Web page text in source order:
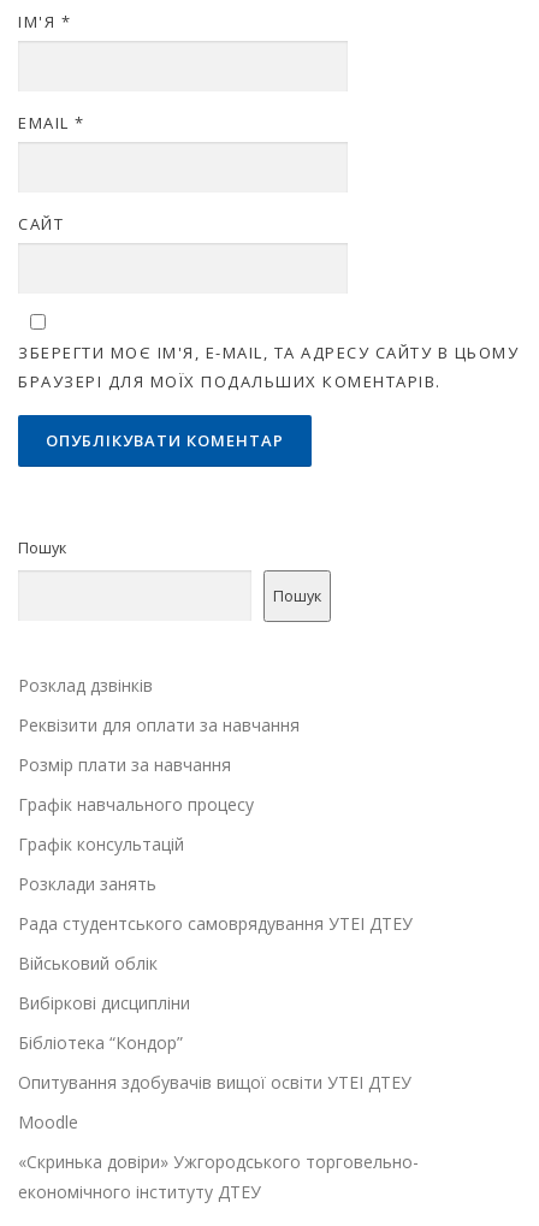
ІМ'Я *
EMAIL *
САЙТ
ЗБЕРЕГТИ МОЄ ІМ'Я, E-MAIL, ТА АДРЕСУ САЙТУ В ЦЬОМУ
БРАУЗЕРІ ДЛЯ МОЇХ ПОДАЛЬШИХ КОМЕНТАРІВ.
Пошук
Пошук
Розклад дзвінків
Реквізити для оплати за навчання
Розмір плати за навчання
Графік навчального процесу
Графік консультацій
Розклади занять
Рада студентського самоврядування УТЕІ ДТЕУ
Військовий облік
Вибіркові дисципліни
Бібліотека “Кондор”
Опитування здобувачів вищої освіти УТЕІ ДТЕУ
Moodle
«Скринька довіри» Ужгородського торговельно-
економічного інституту ДТЕУ